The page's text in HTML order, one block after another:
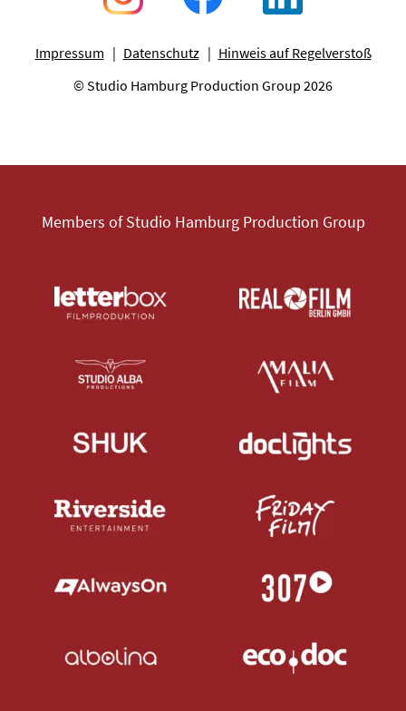
Impressum Datenschutz
Hinweis auf Regelverstoß
© Studio Hamburg Production Group 2026
Members of Studio Hamburg Production Group